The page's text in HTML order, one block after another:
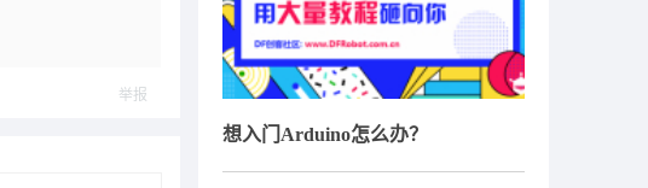
举报
想入门Arduino怎么办？